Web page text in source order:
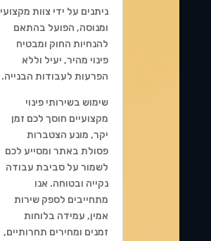
ניתנים על ידי צוות מקצועי
ומנוסה, הפועל בהתאם
להנחיות החוק ומבטיח
פינוי מהיר, יעיל וללא
הפרעות לעבודות הבנייה.
שימוש בשירותי פינוי
מקצועיים חוסך לכם זמן
יקר, מונע הצטברות
פסולת באתר ומסייע לכם
לשמור על סביבת עבודה
נקייה ובטוחה. אנו
מתחייבים לספק שירות
אמין, עמידה בלוחות
זמנים ומחירים תחרותיים,